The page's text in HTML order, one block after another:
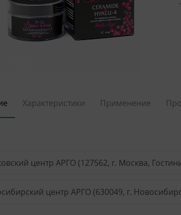
-
Характеристики Применение
центр АРГО (127562, г. Москва,
центр АРГО (630049, г.